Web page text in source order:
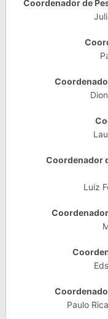
Coordenador de
Coordenador
Luiz
Paulo